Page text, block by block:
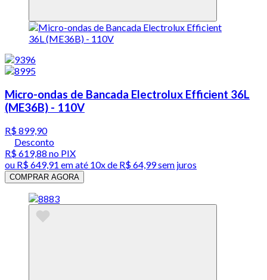
Micro-ondas de Bancada Electrolux Efficient 36L
(ME36B) - 110V
R$ 899,90
Desconto
R$ 619,88 no PIX
ou R$ 649,91 em até 10x de R$ 64,99 sem juros
COMPRAR AGORA